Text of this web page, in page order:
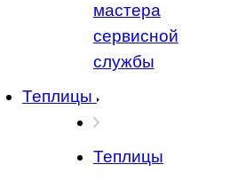
мастера
сервисной
службы
Теплицы
Теплицы